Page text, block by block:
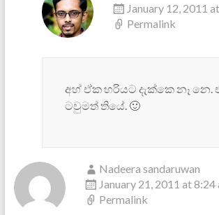
January 12, 2011
Permalink
අහ් ඒක හරියට දැක්කෙ නෑ නෙ.
ටවුමත් තියේ. 🙂
Nadeera sandaruwan
January 21, 2011 at 8:24
Permalink